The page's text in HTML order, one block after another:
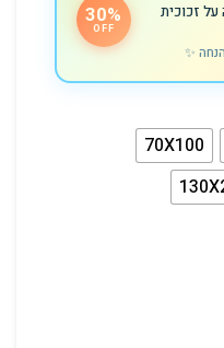
זכוכית
✨
30%
OFF
70X100